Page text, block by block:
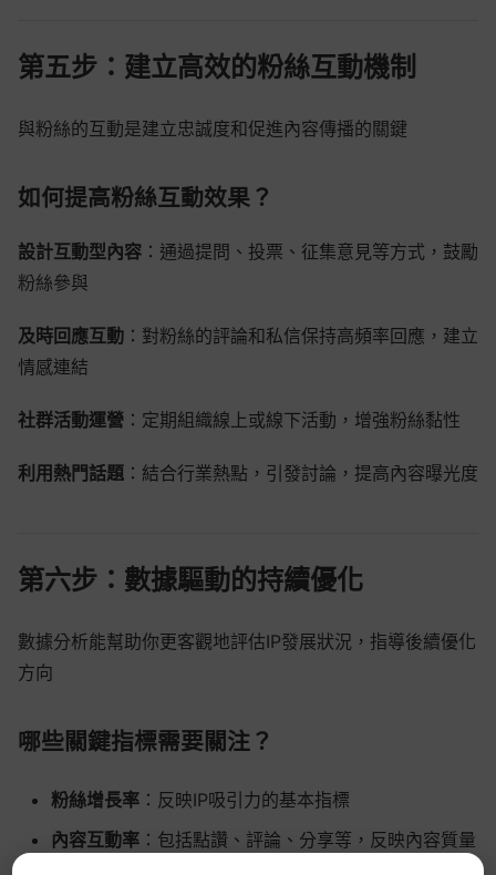
第五步：建立高效的粉絲互動機制
與粉絲的互動是建立忠誠度和促進內容傳播的關鍵
如何提高粉絲互動效果？
設計互動型內容 ：通過提問、投票、征集意見等方式，鼓勵
粉絲參與
及時回應互動 ：對粉絲的評論和私信保持高頻率回應，建立
情感連結
社群活動運營 ：定期組織線上或線下活動，增強粉絲黏性
利用熱門話題 ：結合行業熱點，引發討論，提高內容曝光度
第六步：數據驅動的持續優化
數據分析能幫助你更客觀地評估IP發展狀況，指導後續優化
方向
哪些關鍵指標需要關注？
粉絲增長率 ：反映IP吸引力的基本指標
內容互動率 ：包括點讚、評論、分享等，反映內容質量